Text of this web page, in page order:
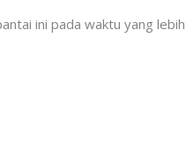
ini pada waktu yang